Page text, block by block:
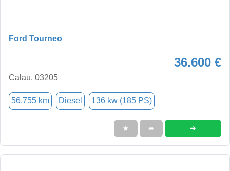
Ford Tourneo
36.600 €
Calau, 03205
56.755 km Diesel 136 kw (185 PS)
★ ➦ ➜